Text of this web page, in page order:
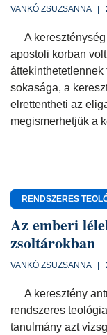
VANKÓ ZSUZSANNA |
A
apostoli korban
sokasága, a
elrettentheti az
megismerhetjük a
RENDSZERES
Az emberi
zsoltárokban
VANKÓ ZSUZSANNA |
A keresztény
rendszeres
tanulmány azt